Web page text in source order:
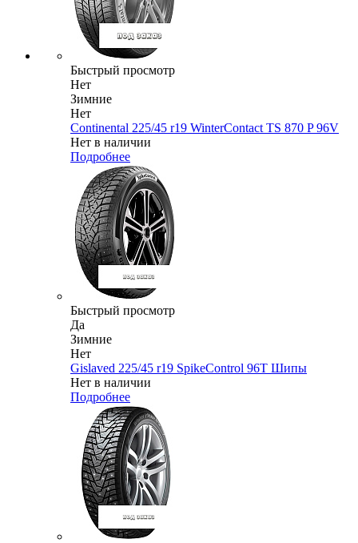
Быстрый просмотр
Нет
Зимние
Нет
Continental 225/45 r19 WinterContact TS 870 P 96V
Нет в наличии
Подробнее
Быстрый просмотр
Да
Зимние
Нет
Gislaved 225/45 r19 SpikeControl 96T Шипы
Нет в наличии
Подробнее